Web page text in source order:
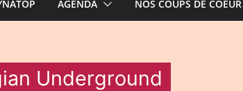
AGENDA NOS COUPS DE COEUR
Underground